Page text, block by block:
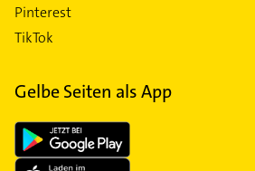
Pinterest
TikTok
Gelbe Seiten als App